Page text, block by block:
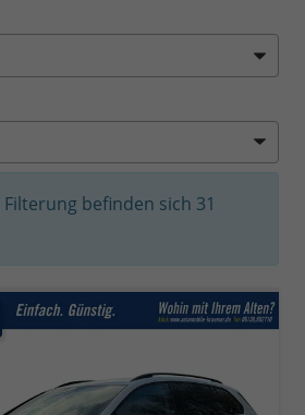
befinden sich 31